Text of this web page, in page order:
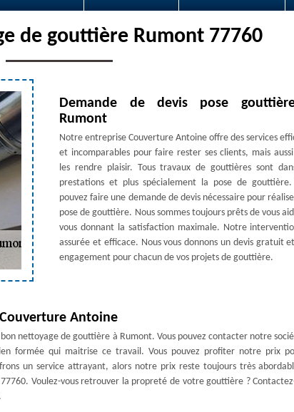
de gouttière Rumont 77760
Demande de devis pose
Rumont
Notre entreprise Couverture Antoine offre des services
et incomparables pour faire rester ses clients, mais
les rendre plaisir. Tous travaux de gouttières sont
prestations et plus spécialement la pose de gouttière.
pouvez faire une demande de devis nécessaire pour
pose de gouttière. Nous sommes toujours prêts de vous
vous donnant la satisfaction maximale. Notre
assurée et efficace. Nous vous donnons un devis gratuit
engagement pour chacun de vos projets de gouttière.
Antoine
nettoyage de gouttière à Rumont. Vous pouvez contacter notre
formée qui maitrise ce travail. Vous pouvez profiter notre prix
un service attrayant, alors notre prix reste toujours très
Voulez-vous retrouver la propreté de votre gouttière ?